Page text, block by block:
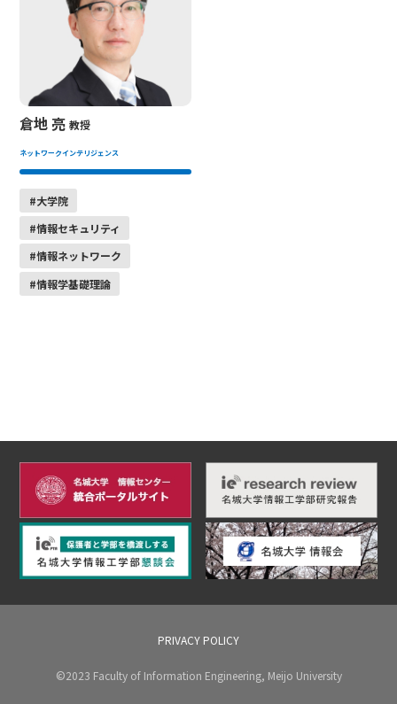
倉地 亮教授
ネットワークインテリジェンス
#大学院
#情報セキュリティ
#情報ネットワーク
#情報学基礎理論
PRIVACY POLICY
©2023 Faculty of Information Engineering, Meijo University